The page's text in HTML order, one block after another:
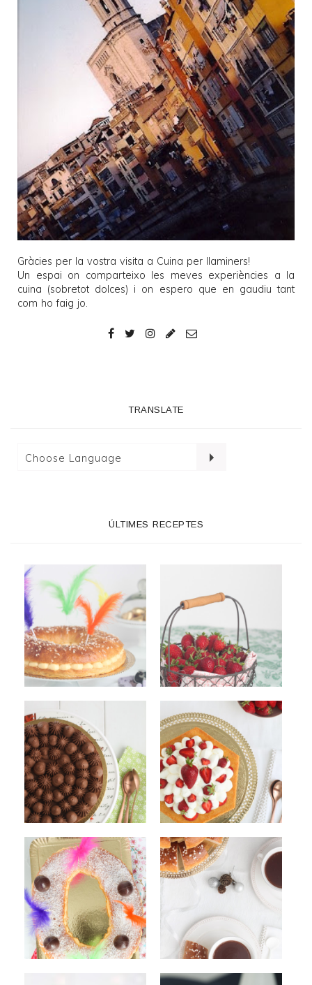
Gràcies per la vostra visita a Cuina per llaminers!
Un espai on comparteixo les meves experiències a la
cuina (sobretot dolces) i on espero que en gaudiu tant
com ho faig jo.
TRANSLATE
ÚLTIMES RECEPTES